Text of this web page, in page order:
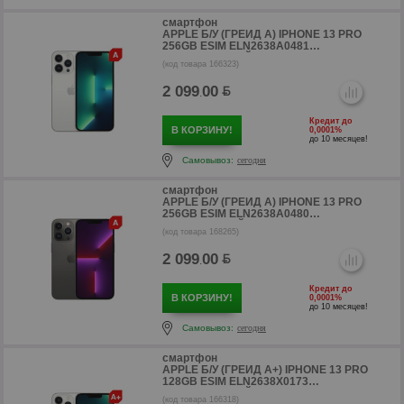
смартфон
APPLE Б/У (ГРЕЙД A) IPHONE 13 PRO
256GB ESIM ELN2638A0481
(СЕРЕБРИСТЫЙ)
(код товара 166323)
2 099.00
В КОРЗИНУ!
Кредит до
0,0001%
до 10 месяцев!
Самовывоз: сегодня
смартфон
APPLE Б/У (ГРЕЙД A) IPHONE 13 PRO
256GB ESIM ELN2638A0480
(ГРАФИТОВЫЙ)
(код товара 168265)
2 099.00
В КОРЗИНУ!
Кредит до
0,0001%
до 10 месяцев!
Самовывоз: сегодня
смартфон
APPLE Б/У (ГРЕЙД A+) IPHONE 13 PRO
128GB ESIM ELN2638X0173
(СЕРЕБРИСТЫЙ)
(код товара 166318)